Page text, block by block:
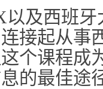
及西班
接起从事
个课程成
的最佳途